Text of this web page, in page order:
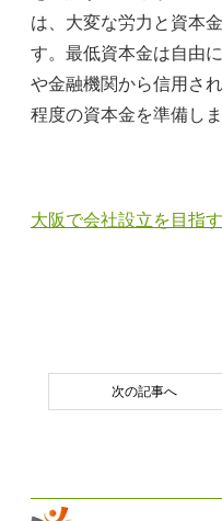
は、大変な労力と資本
す。最低資本金は自由
や金融機関から信用さ
程度の資本金を準備しま
大阪で会社設立を目指
次の記事へ